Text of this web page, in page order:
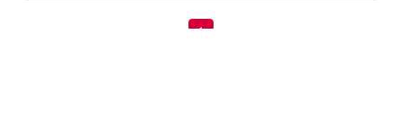
1